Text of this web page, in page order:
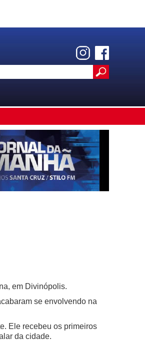
em Divinópolis.
se envolvendo na
Ele recebeu os primeiros
da cidade.